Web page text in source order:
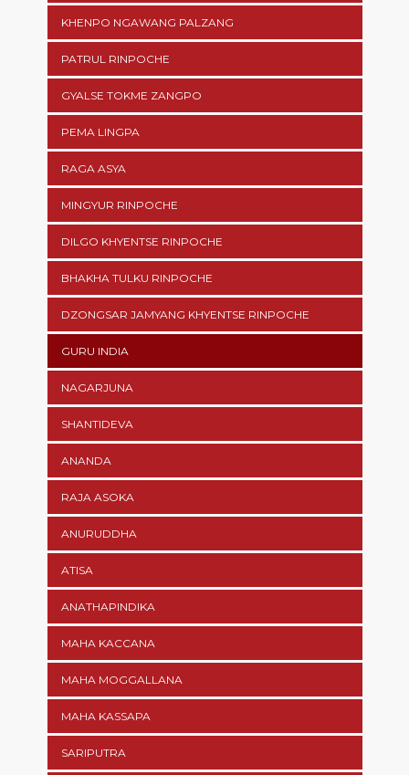
KHENPO NGAWANG PALZANG
PATRUL RINPOCHE
GYALSE TOKME ZANGPO
PEMA LINGPA
RAGA ASYA
MINGYUR RINPOCHE
DILGO KHYENTSE RINPOCHE
BHAKHA TULKU RINPOCHE
DZONGSAR JAMYANG KHYENTSE RINPOCHE
GURU INDIA
NAGARJUNA
SHANTIDEVA
ANANDA
RAJA ASOKA
ANURUDDHA
ATISA
ANATHAPINDIKA
MAHA KACCANA
MAHA MOGGALLANA
MAHA KASSAPA
SARIPUTRA